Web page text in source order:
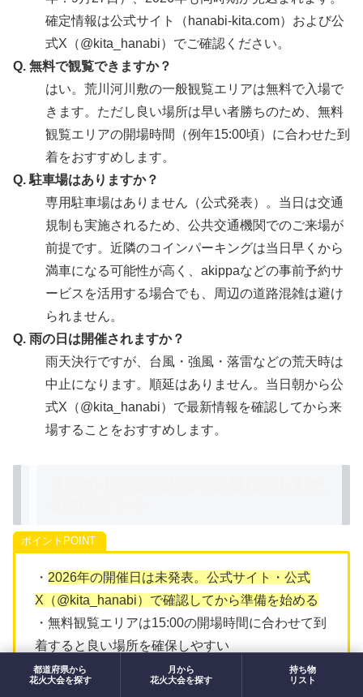
確定情報は公式サイト（hanabi-kita.com）および公
式X（@kita_hanabi）でご確認ください。
Q. 無料で観覧できますか？
はい。荒川河川敷の一般観覧エリアは無料で入場で
きます。ただし良い場所は早い者勝ちのため、無料
観覧エリアの開場時間（例年15:00頃）に合わせた到
着をおすすめします。
Q. 駐車場はありますか？
専用駐車場はありません（公式発表）。当日は交通
規制も実施されるため、公共交通機関でのご来場が
前提です。近隣のコインパーキングは当日早くから
満車になる可能性が高く、akippaなどの事前予約サ
ービスを活用する場合でも、周辺の道路混雑は避け
られません。
Q. 雨の日は開催されますか？
雨天決行ですが、台風・強風・落雷などの荒天時は
中止になります。順延はありません。当日朝から公
式X（@kita_hanabi）で最新情報を確認してから来
場することをおすすめします。
ポイント
・ 2026年の開催日は未発表。公式サイト・公式
X（@kita_hanabi）で確認してから準備を始める
・無料観覧エリアは15:00の開場時間に合わせて到
着すると良い場所を確保しやすい
・混雑のピークは「16:00〜18:00の入場時」と
都道府県から
花火大会を探す
月から
花火大会を探す
持ち物
リスト